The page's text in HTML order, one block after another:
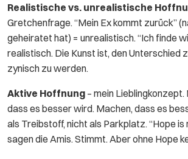
Realistische vs. unrealistische
Gretchenfrage. “Mein Ex kommt zurück”
geheiratet hat) = unrealistisch. “Ich finde
realistisch. Die Kunst ist, den Unterschied
zynisch zu werden.
Aktive Hoffnung – mein
dass es besser wird. Machen, dass es
als Treibstoff, nicht als Parkplatz. “Hope is
sagen die Amis. Stimmt. Aber ohne Hope